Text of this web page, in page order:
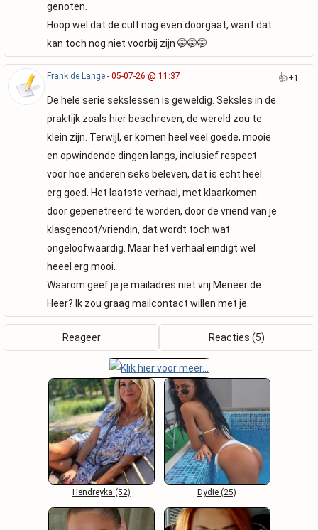
genoten.
Hoop wel dat de cult nog even doorgaat, want dat
kan toch nog niet voorbij zijn 🤭🤭🤭
Frank de Lange - 05-07-26 @ 11:37
De hele serie sekslessen is geweldig. Seksles in de
praktijk zoals hier beschreven, de wereld zou te
klein zijn. Terwijl, er komen heel veel goede, mooie
en opwindende dingen langs, inclusief respect
voor hoe anderen seks beleven, dat is echt heel
erg goed. Het laatste verhaal, met klaarkomen
door gepenetreerd te worden, door de vriend van je
klasgenoot/vriendin, dat wordt toch wat
ongeloofwaardig. Maar het verhaal eindigt wel
heeel erg mooi.
Waarom geef je je mailadres niet vrij Meneer de
Heer? Ik zou graag mailcontact willen met je.
👍+1
Reageer Reacties (5)
Hendreyka (52) Dydie (25)